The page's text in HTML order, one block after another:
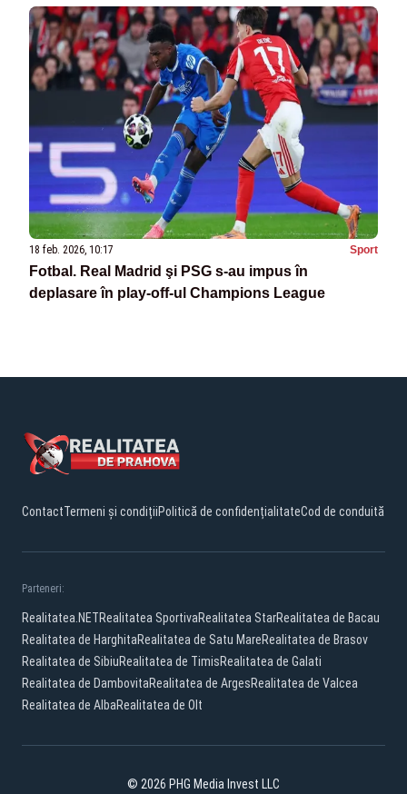
18 feb. 2026, 10:17 Sport
Fotbal. Real Madrid şi PSG s-au impus în
deplasare în play-off-ul Champions League
ContactTermeni și condițiiPolitică de confidențialitateCod de conduită
Parteneri:
Realitatea.NETRealitatea SportivaRealitatea StarRealitatea de Bacau
Realitatea de HarghitaRealitatea de Satu MareRealitatea de Brasov
Realitatea de SibiuRealitatea de TimisRealitatea de Galati
Realitatea de DambovitaRealitatea de ArgesRealitatea de Valcea
Realitatea de AlbaRealitatea de Olt
© 2026 PHG Media Invest LLC